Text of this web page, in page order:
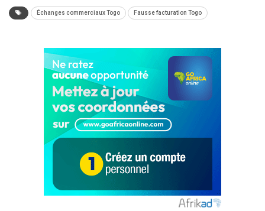
Échanges commerciaux Togo Fausse facturation Togo